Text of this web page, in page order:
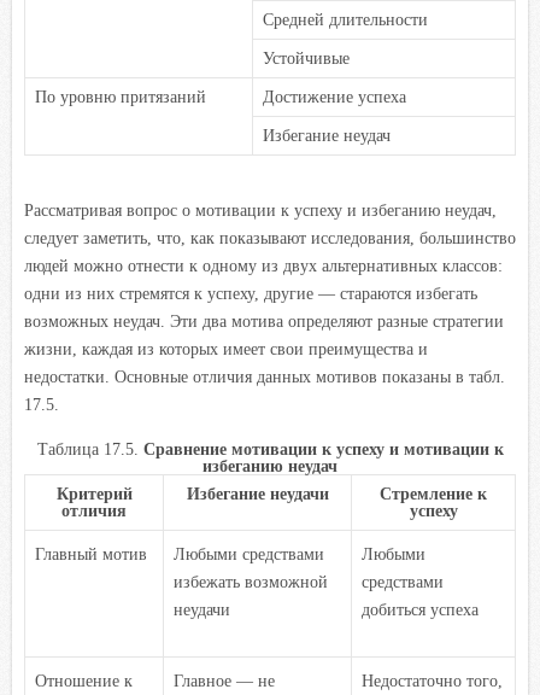
Средней длительности
Устойчивые
По уровню притязаний
Достижение успеха
Избегание неудач
Рассматривая вопрос о мотивации к успеху и избеганию неудач,
следует заметить, что, как показывают исследования, большинство
людей можно отнести к одному из двух альтернативных классов:
одни из них стремятся к успеху, другие — стараются избегать
возможных неудач. Эти два мотива определяют разные стратегии
жизни, каждая из которых имеет свои преимущества и
недостатки. Основные отличия данных мотивов показаны в табл.
17.5.
Таблица 17.5. Сравнение мотивации к успеху и мотивации к
избеганию неудач
Критерий
отличия
Избегание неудачи
Стремление к
успеху
Главный мотив
Любыми средствами
избежать возможной
неудачи
Любыми
средствами
добиться успеха
Отношение к
Главное — не
Недостаточно того,